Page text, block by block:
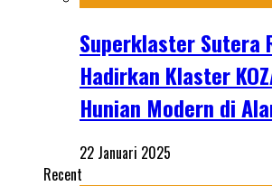
Superklaster Sutera
Hadirkan Klaster
Hunian Modern di
22 Januari 2025
Recent